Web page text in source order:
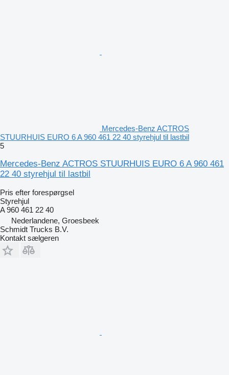
Mercedes-Benz ACTROS
STUURHUIS EURO 6 A 960 461 22 40 styrehjul til lastbil
5
Mercedes-Benz ACTROS STUURHUIS EURO 6 A 960 461
22 40 styrehjul til lastbil
Pris efter forespørgsel
Styrehjul
A 960 461 22 40
Nederlandene, Groesbeek
Schmidt Trucks B.V.
Kontakt sælgeren